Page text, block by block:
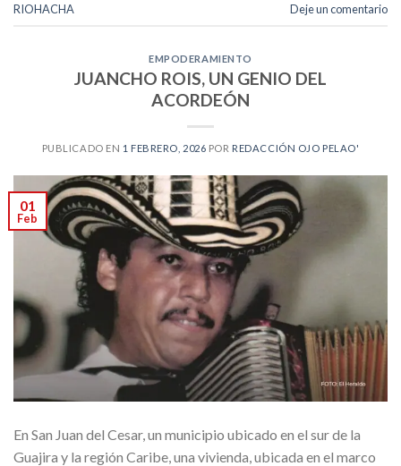
RIOHACHA
Deje un comentario
EMPODERAMIENTO
JUANCHO ROIS, UN GENIO DEL
ACORDEÓN
PUBLICADO EN 1 FEBRERO, 2026 POR REDACCIÓN OJO PELAO'
01
Feb
En San Juan del Cesar, un municipio ubicado en el sur de la
Guajira y la región Caribe, una vivienda, ubicada en el marco